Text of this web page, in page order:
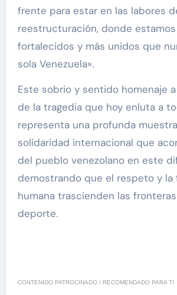
frente para estar en las labores
reestructuración, donde
fortalecidos y más unidos que
sola Venezuela».
Este sobrio y sentido homenaje
de la tragedia que hoy enluta a
representa una profunda
solidaridad internacional que
del pueblo venezolano en este
demostrando que el respeto y la
humana trascienden las
deporte.
CONTENIDO PATROCINADO / RECOMENDADO PARA TI